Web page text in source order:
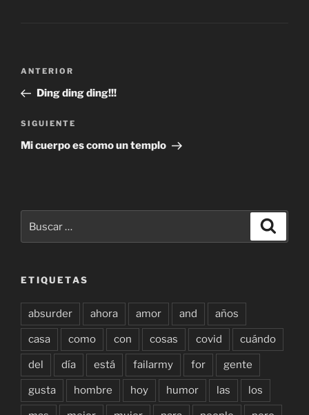
Navegación
entradas
Entrada
anterior:
ANTERIOR
Ding ding ding!!!
Siguiente
entrada
SIGUIENTE
Mi cuerpo es como un templo
ETIQUETAS
absurder ahora amor and años
casa como con cosas covid cuándo
del día está failarmy for gente
gusta hombre hoy humor las los